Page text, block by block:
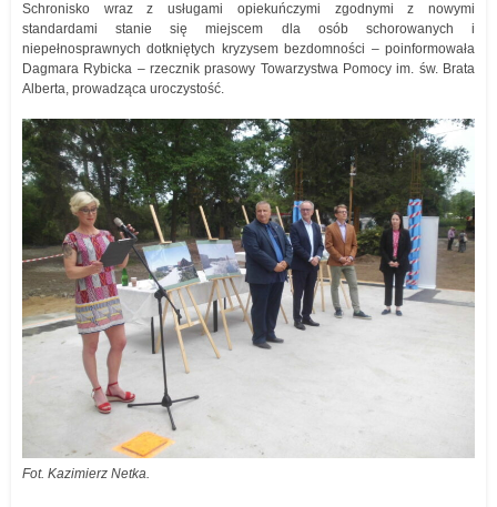
Schronisko wraz z usługami opiekuńczymi zgodnymi z nowymi
standardami stanie się miejscem dla osób schorowanych i
niepełnosprawnych dotkniętych kryzysem bezdomności – poinformowała
Dagmara Rybicka – rzecznik prasowy Towarzystwa Pomocy im. św. Brata
Alberta, prowadząca uroczystość.
Fot. Kazimierz Netka.